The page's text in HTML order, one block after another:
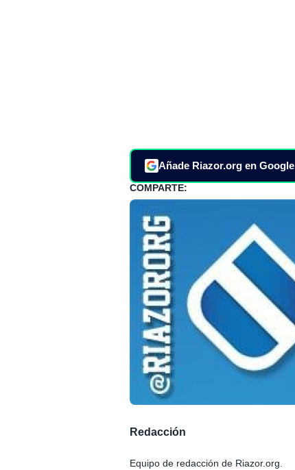
Añade Riazor.org en Google
COMPARTE:
Redacción
Equipo de redacción de Riazor.org.